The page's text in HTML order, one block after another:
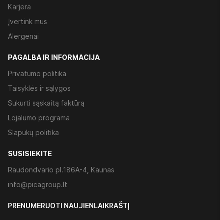
Karjera
Įvertink mus
Alergenai
PAGALBA IR INFORMACIJA
Privatumo politika
Taisyklės ir sąlygos
Sukurti sąskaitą faktūrą
Lojalumo programa
Slapukų politika
SUSISIEKITE
Raudondvario pl.186A-4, Kaunas
info@picagroup.lt
PRENUMERUOTI NAUJIENLAIKRAŠTĮ